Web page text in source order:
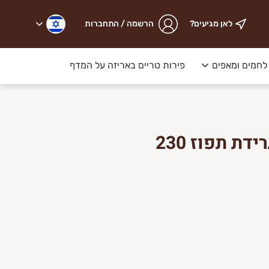
לאן מגיעים? הרשמה / התחברות
לחמים ומאפים פירות טריים באריזה על המדף
עוגיות אוכמניות וגרידת תפוז 230